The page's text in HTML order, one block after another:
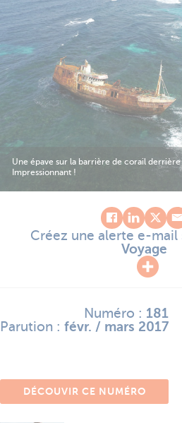
Une épave sur la barrière de corail derrière
Impressionnant !
Créez une alerte e-mail
Voyage
Numéro : 181
Parution : févr. / mars 2017
DÉCOUVIR CE NUMÉRO